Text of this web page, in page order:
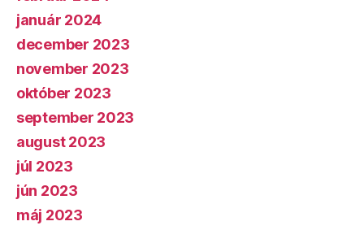
január 2024
december 2023
november 2023
október 2023
september 2023
august 2023
júl 2023
jún 2023
máj 2023